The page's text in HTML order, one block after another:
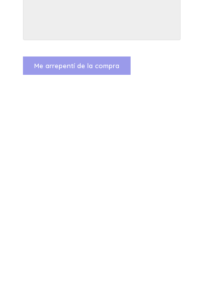
Me arrepentí de la compra